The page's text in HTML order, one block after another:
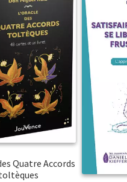
Quatre Accords